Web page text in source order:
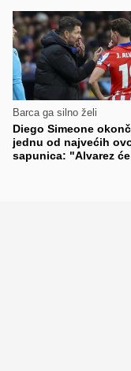
Barca ga silno želi
Diego Simeone
jednu od najvećih
sapunica: "Alvarez